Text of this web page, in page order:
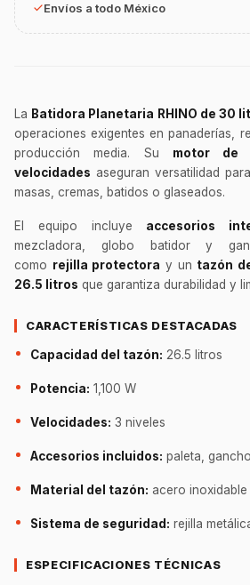
Envíos a todo México
La Batidora Planetaria RHINO de 30
operaciones exigentes en panaderías,
producción media. Su motor de
velocidades aseguran versatilidad
masas, cremas, batidos o glaseados.
El equipo incluye accesorios
mezcladora, globo batidor y
como rejilla protectora y un tazón
26.5 litros que garantiza durabilidad y
CARACTERÍSTICAS DESTACADAS
Capacidad del tazón: 26.5 litros
Potencia: 1,100 W
Velocidades: 3 niveles
Accesorios incluidos: paleta,
Material del tazón: acero inoxidable
Sistema de seguridad: rejilla
ESPECIFICACIONES TÉCNICAS